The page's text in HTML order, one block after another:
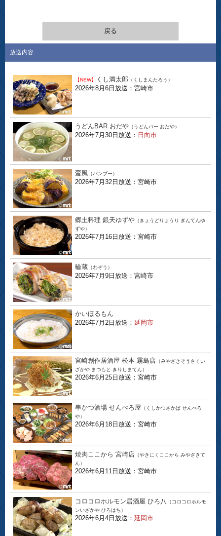
戻る
放送内容
【NEW】 くし満太郎 （くしまんたろう）
2026年8月6日放送：宮崎市
うどんBAR おだや （うどんバー おだや）
2026年7月30日放送： 日向市
蛮風 （バンブー）
2026年7月32日放送：宮崎市
郷土料理 銀天ゆずや （きょうどりょうり ぎんてんゆ
ずや）
2026年7月16日放送：宮崎市
輪蔵 （わぞう）
2026年7月9日放送：宮崎市
かいほるもん
2026年7月2日放送： 延岡市
宮崎創作居酒屋 松本 霧島店 （みやざきそうさくい
ざかや まつもと きりしまてん）
2026年6月25日放送：宮崎市
串かつ酒場 せんべろ屋 （くしかつさかば せんべろ
や）
2026年6月18日放送：宮崎市
焼肉ここから 宮崎店 （やきにくここから みやざきて
ん）
2026年6月11日放送：宮崎市
コロコロホルモン居酒屋 ひろ八 （コロコロホルモ
ンいざかや ひろはち）
2026年6月4日放送： 延岡市